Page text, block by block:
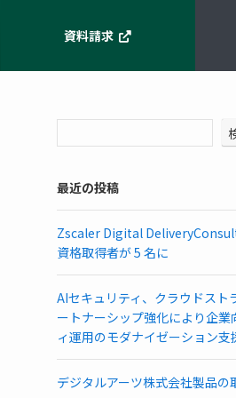
資料請求
最近の投稿
Zscaler Digital
資格取得者が 5 名に
AIセキュリティ、クラウドスト
ートナーシップ強化により企業
ィ運用のモダナイゼーション支
デジタルアーツ株式会社製品の